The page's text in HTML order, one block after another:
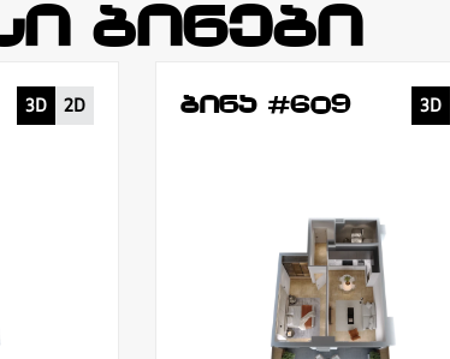
ბინები
3D 2D ბინა #609 3D